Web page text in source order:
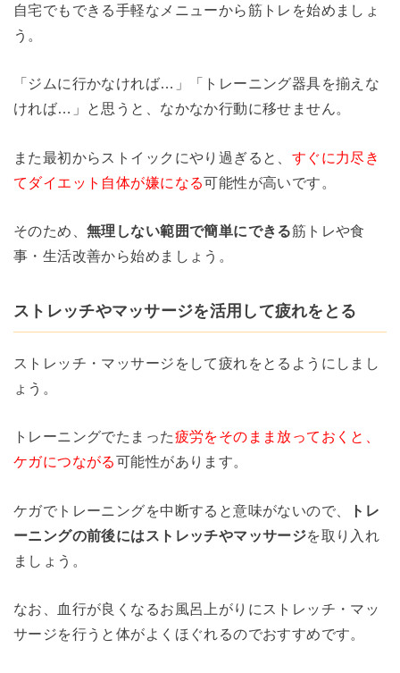
自宅でもできる手軽なメニューから筋トレを始めましょ
う。
「ジムに行かなければ…」「トレーニング器具を揃えな
ければ…」と思うと、なかなか行動に移せません。
また最初からストイックにやり過ぎると、 すぐに力尽き
てダイエット自体が嫌になる可能性が高いです。
そのため、無理しない範囲で簡単にできる筋トレや食
事・生活改善から始めましょう。
ストレッチやマッサージを活用して疲れをとる
ストレッチ・マッサージをして疲れをとるようにしまし
ょう。
トレーニングでたまった疲労をそのまま放っておくと、
ケガにつながる可能性があります。
ケガでトレーニングを中断すると意味がないので、
トレ
ーニングの前後にはストレッチやマッサージを取り入れ
ましょう。
なお、血行が良くなるお風呂上がりにストレッチ・マッ
サージを行うと体がよくほぐれるのでおすすめです。